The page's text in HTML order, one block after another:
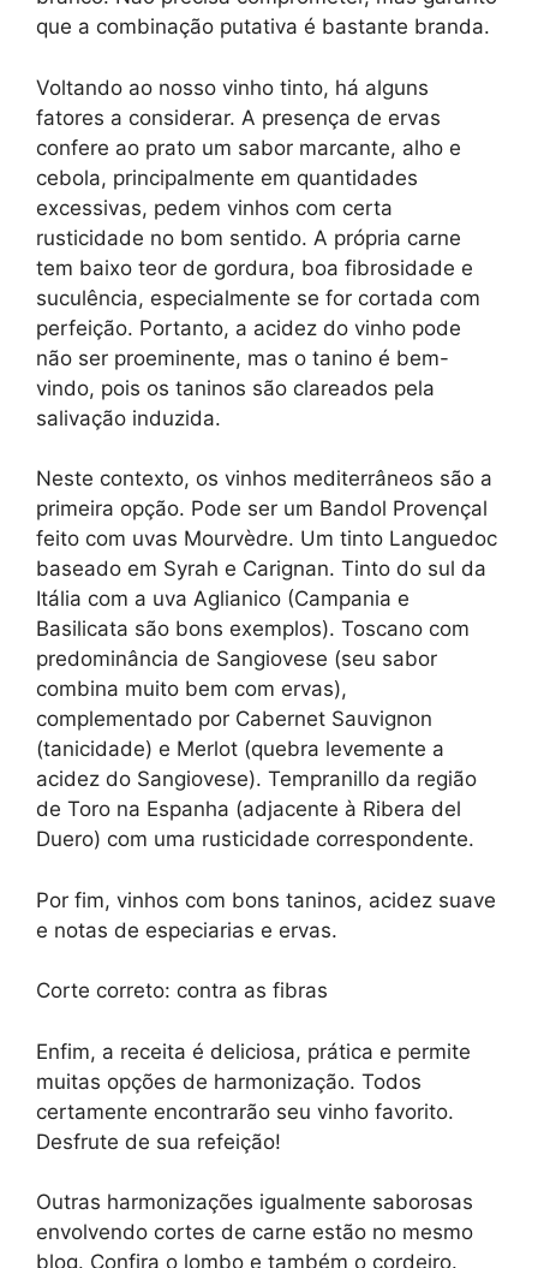
que a combinação putativa é bastante branda.
Voltando ao nosso vinho tinto, há alguns
fatores a considerar. A presença de ervas
confere ao prato um sabor marcante, alho e
cebola, principalmente em quantidades
excessivas, pedem vinhos com certa
rusticidade no bom sentido. A própria carne
tem baixo teor de gordura, boa fibrosidade e
suculência, especialmente se for cortada com
perfeição. Portanto, a acidez do vinho pode
não ser proeminente, mas o tanino é bem-
vindo, pois os taninos são clareados pela
salivação induzida.
Neste contexto, os vinhos mediterrâneos são a
primeira opção. Pode ser um Bandol Provençal
feito com uvas Mourvèdre. Um tinto Languedoc
baseado em Syrah e Carignan. Tinto do sul da
Itália com a uva Aglianico (Campania e
Basilicata são bons exemplos). Toscano com
predominância de Sangiovese (seu sabor
combina muito bem com ervas),
complementado por Cabernet Sauvignon
(tanicidade) e Merlot (quebra levemente a
acidez do Sangiovese). Tempranillo da região
de Toro na Espanha (adjacente à Ribera del
Duero) com uma rusticidade correspondente.
Por fim, vinhos com bons taninos, acidez suave
e notas de especiarias e ervas.
Corte correto: contra as fibras
Enfim, a receita é deliciosa, prática e permite
muitas opções de harmonização. Todos
certamente encontrarão seu vinho favorito.
Desfrute de sua refeição!
Outras harmonizações igualmente saborosas
envolvendo cortes de carne estão no mesmo
blog. Confira o lombo e também o cordeiro.